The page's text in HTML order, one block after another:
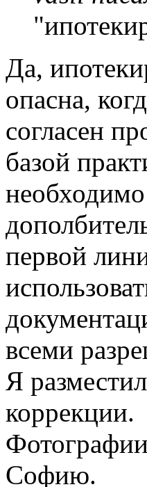
Да,
опасна,
согласен
базой
необходимо
первой
всеми
Я
коррекции.
Софию.